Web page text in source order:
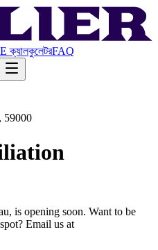
ক্যালকুলেটরFAQ
59000
is opening soon. Want to be
Email us at